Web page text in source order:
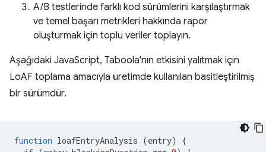
A/B testlerinde farklı kod sürümlerini karşılaştırmak
ve temel başarı metrikleri hakkında rapor
oluşturmak için toplu veriler toplayın.
Aşağıdaki JavaScript, Taboola'nın etkisini yalıtmak için
LoAF toplama amacıyla üretimde kullanılan basitleştirilmiş
bir sürümdür.
function loafEntryAnalysis (entry)
{